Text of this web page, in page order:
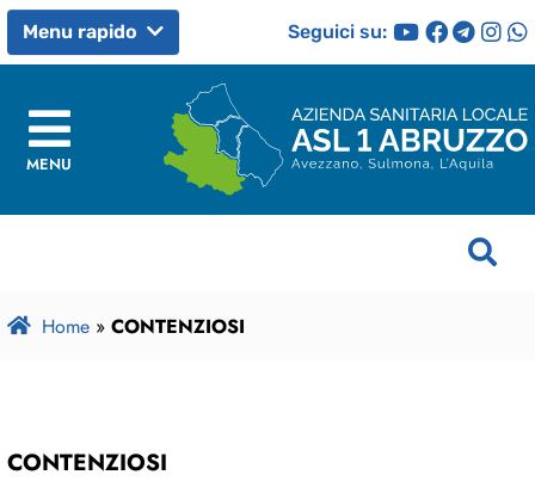
Menu rapido Seguici su:
MENU
Home » CONTENZIOSI
CONTENZIOSI